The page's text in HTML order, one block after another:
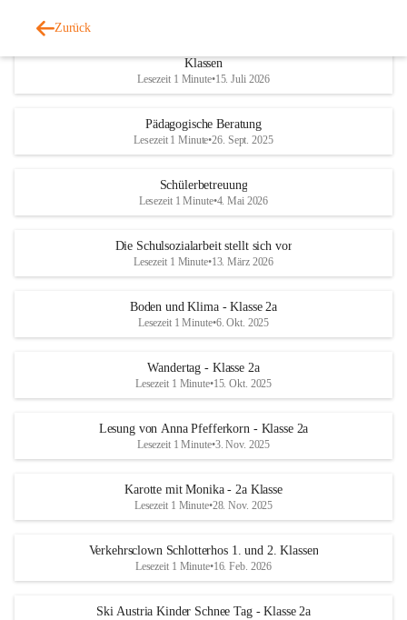
Zurück
Klassen
Lesezeit 1 Minute•15. Juli 2026
Pädagogische Beratung
Lesezeit 1 Minute•26. Sept. 2025
Schülerbetreuung
Lesezeit 1 Minute•4. Mai 2026
Die Schulsozialarbeit stellt sich vor
Lesezeit 1 Minute•13. März 2026
Boden und Klima - Klasse 2a
Lesezeit 1 Minute•6. Okt. 2025
Wandertag - Klasse 2a
Lesezeit 1 Minute•15. Okt. 2025
Lesung von Anna Pfefferkorn - Klasse 2a
Lesezeit 1 Minute•3. Nov. 2025
Karotte mit Monika - 2a Klasse
Lesezeit 1 Minute•28. Nov. 2025
Verkehrsclown Schlotterhos 1. und 2. Klassen
Lesezeit 1 Minute•16. Feb. 2026
Ski Austria Kinder Schnee Tag - Klasse 2a